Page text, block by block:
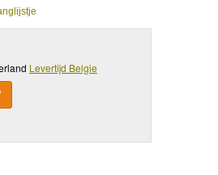
Levertijd Belgie